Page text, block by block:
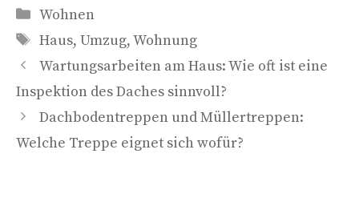
Kategorien
Wohnen
Schlagwörter
Haus, Umzug,Wohnung
Wartungsarbeiten am Haus: Wie oft ist eine
Inspektion des Daches sinnvoll?
Dachbodentreppen und Müllertreppen:
Welche Treppe eignet sich wofür?